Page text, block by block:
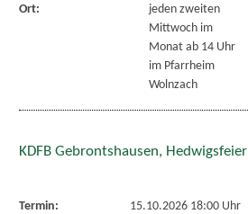
Ort:
jeden zweiten
Mittwoch im
Monat ab 14 Uhr
im Pfarrheim
Wolnzach
KDFB Gebrontshausen, Hedwigsfeier
Termin:
15.10.2026 18:00 Uhr